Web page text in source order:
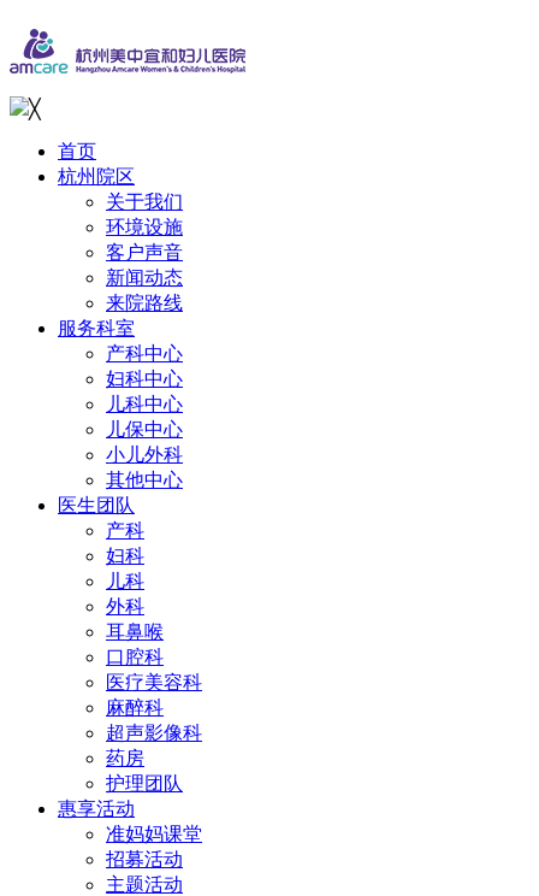
╳
首页
杭州院区
关于我们
环境设施
客户声音
新闻动态
来院路线
服务科室
产科中心
妇科中心
儿科中心
儿保中心
小儿外科
其他中心
医生团队
产科
妇科
儿科
外科
耳鼻喉
口腔科
医疗美容科
麻醉科
超声影像科
药房
护理团队
惠享活动
准妈妈课堂
招募活动
主题活动